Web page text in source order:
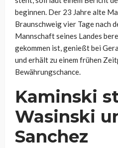
beginnen. Der 23 Jahre alte
Braunschweig vier Tage nach
Mannschaft seines Landes
gekommen ist, genießt bei
und erhält zu einem frühen
Bewährungschance.
Kaminski
Wasinski
Sanchez